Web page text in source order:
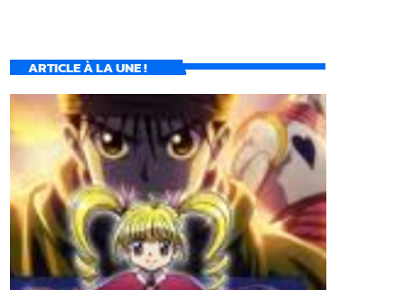
ARTICLE À LA UNE !